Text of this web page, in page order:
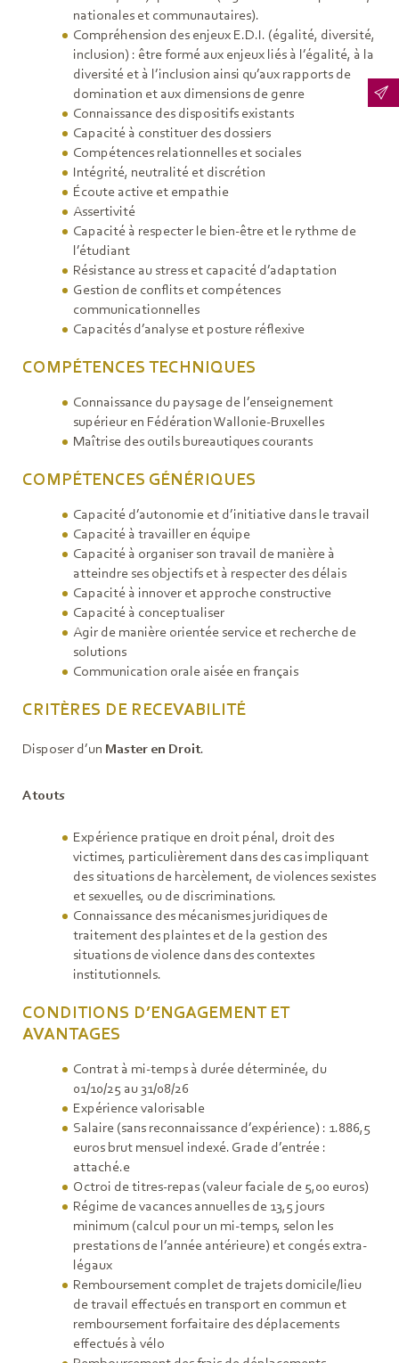
nationales et communautaires).
Compréhension des enjeux E.D.I. (égalité, diversité,
inclusion) : être formé aux enjeux liés à l’égalité, à la
diversité et à l’inclusion ainsi qu’aux rapports de
domination et aux dimensions de genre
Connaissance des dispositifs existants
Capacité à constituer des dossiers
Compétences relationnelles et sociales
Intégrité, neutralité et discrétion
Écoute active et empathie
Assertivité
Capacité à respecter le bien-être et le rythme de
l’étudiant
Résistance au stress et capacité d’adaptation
Gestion de conflits et compétences
communicationnelles
Capacités d’analyse et posture réflexive
COMPÉTENCES TECHNIQUES
Connaissance du paysage de l’enseignement
supérieur en Fédération Wallonie-Bruxelles
Maîtrise des outils bureautiques courants
COMPÉTENCES GÉNÉRIQUES
Capacité d’autonomie et d’initiative dans le travail
Capacité à travailler en équipe
Capacité à organiser son travail de manière à
atteindre ses objectifs et à respecter des délais
Capacité à innover et approche constructive
Capacité à conceptualiser
Agir de manière orientée service et recherche de
solutions
Communication orale aisée en français
CRITÈRES DE RECEVABILITÉ
Disposer d’un Master en Droit.
Atouts
Expérience pratique en droit pénal, droit des
victimes, particulièrement dans des cas impliquant
des situations de harcèlement, de violences sexistes
et sexuelles, ou de discriminations.
Connaissance des mécanismes juridiques de
traitement des plaintes et de la gestion des
situations de violence dans des contextes
institutionnels.
CONDITIONS D’ENGAGEMENT ET
AVANTAGES
Contrat à mi-temps à durée déterminée, du
01/10/25 au 31/08/26
Expérience valorisable
Salaire (sans reconnaissance d’expérience) : 1.886,5
euros brut mensuel indexé. Grade d’entrée :
attaché.e
Octroi de titres-repas (valeur faciale de 5,00 euros)
Régime de vacances annuelles de 13,5 jours
minimum (calcul pour un mi-temps, selon les
prestations de l’année antérieure) et congés extra-
légaux
Remboursement complet de trajets domicile/lieu
de travail effectués en transport en commun et
remboursement forfaitaire des déplacements
effectués à vélo